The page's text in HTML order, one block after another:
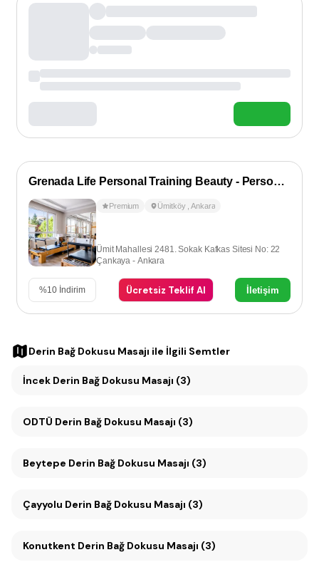
Grenada Life Personal Training Beauty - Personal Training
Premium Ümitköy ,Ankara
Ümit Mahallesi 2481. Sokak Kafkas Sitesi No: 22
Çankaya - Ankara
%10 İndirim Ücretsiz Teklif Al İletişim
Derin Bağ Dokusu Masajı ile İlgili Semtler
İncek Derin Bağ Dokusu Masajı (3)
ODTÜ Derin Bağ Dokusu Masajı (3)
Beytepe Derin Bağ Dokusu Masajı (3)
Çayyolu Derin Bağ Dokusu Masajı (3)
Konutkent Derin Bağ Dokusu Masajı (3)